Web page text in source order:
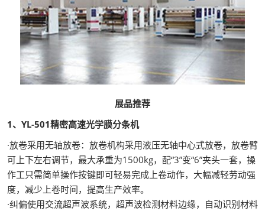
展品推荐
1、YL-501精密高速光学膜分条机
·放卷采用无轴放卷：放卷机构采用液压无轴中心式放卷，放卷臂
可上下左右调节，最大承重为1500kg，配“3”变“6”夹头一套，操
作工只需简单操作按键即可轻易完成上卷动作，大幅减轻劳动强
度，减少上卷时间，提高生产效率。
·纠偏使用交流超声波系统，超声波检测材料边缘，自动识别材料